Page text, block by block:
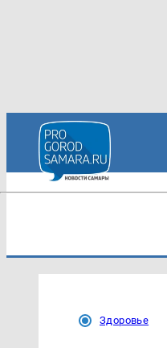
Здоровье